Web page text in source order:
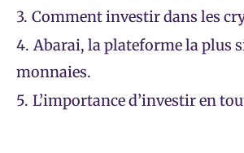
3. Comment investir dans les
4. Abarai, la plateforme la plus
monnaies.
5. L’importance d’investir en